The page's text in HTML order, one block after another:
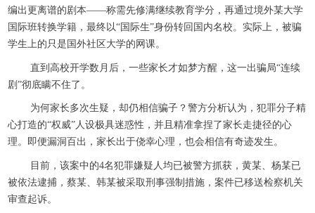
编出更离谱的剧本——称需先修满继续教育学分，再通过境外某大学
国际班转换学籍，最终以“国际生”身份转回国内名校。实际上，被骗
学生上的只是国外社区大学的网课。
直到高校开学数月后，一些家长才如梦方醒，这一出骗局“连续
剧”彻底瞒不住了。
为何家长多次生疑，却仍相信骗子？警方分析认为，犯罪分子精
心打造的“权威”人设极具迷惑性，并且精准拿捏了家长走捷径的心
理。即便漏洞百出，家长出于侥幸心理，也会相信有奇迹发生。
目前，该案中的4名犯罪嫌疑人均已被警方抓获，黄某、杨某已
被依法逮捕，蔡某、韩某被采取刑事强制措施，案件已移送检察机关
审查起诉。